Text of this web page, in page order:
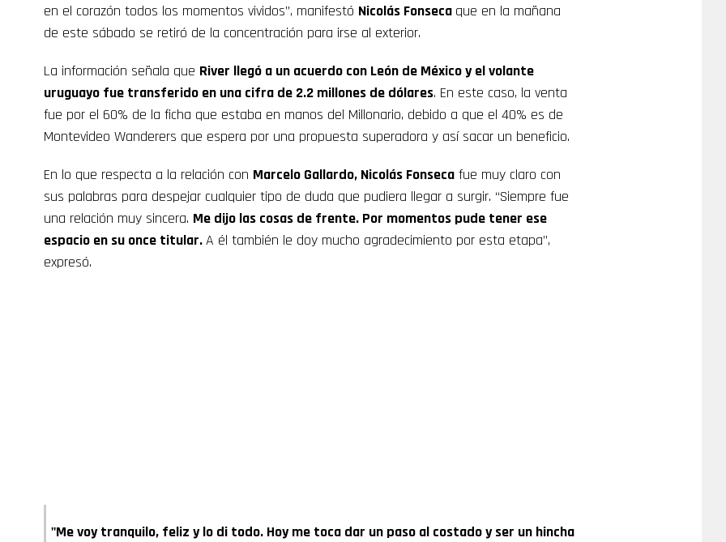
en el corazón todos los momentos vividos”, manifestó Nicolás Fonseca que en la mañana
de este sábado se retiró de la concentración para irse al exterior.
La información señala que River llegó a un acuerdo con León de México y el volante
uruguayo fue transferido en una cifra de 2.2 millones de dólares. En este caso, la venta
fue por el 60% de la ficha que estaba en manos del Millonario, debido a que el 40% es de
Montevideo Wanderers que espera por una propuesta superadora y así sacar un beneficio.
En lo que respecta a la relación con Marcelo Gallardo, Nicolás Fonseca fue muy claro con
sus palabras para despejar cualquier tipo de duda que pudiera llegar a surgir. “Siempre fue
una relación muy sincera. Me dijo las cosas de frente. Por momentos pude tener ese
espacio en su once titular.A él también le doy mucho agradecimiento por esta etapa”,
expresó.
"Me voy tranquilo, feliz y lo di todo. Hoy me toca dar un paso al costado y ser un hincha